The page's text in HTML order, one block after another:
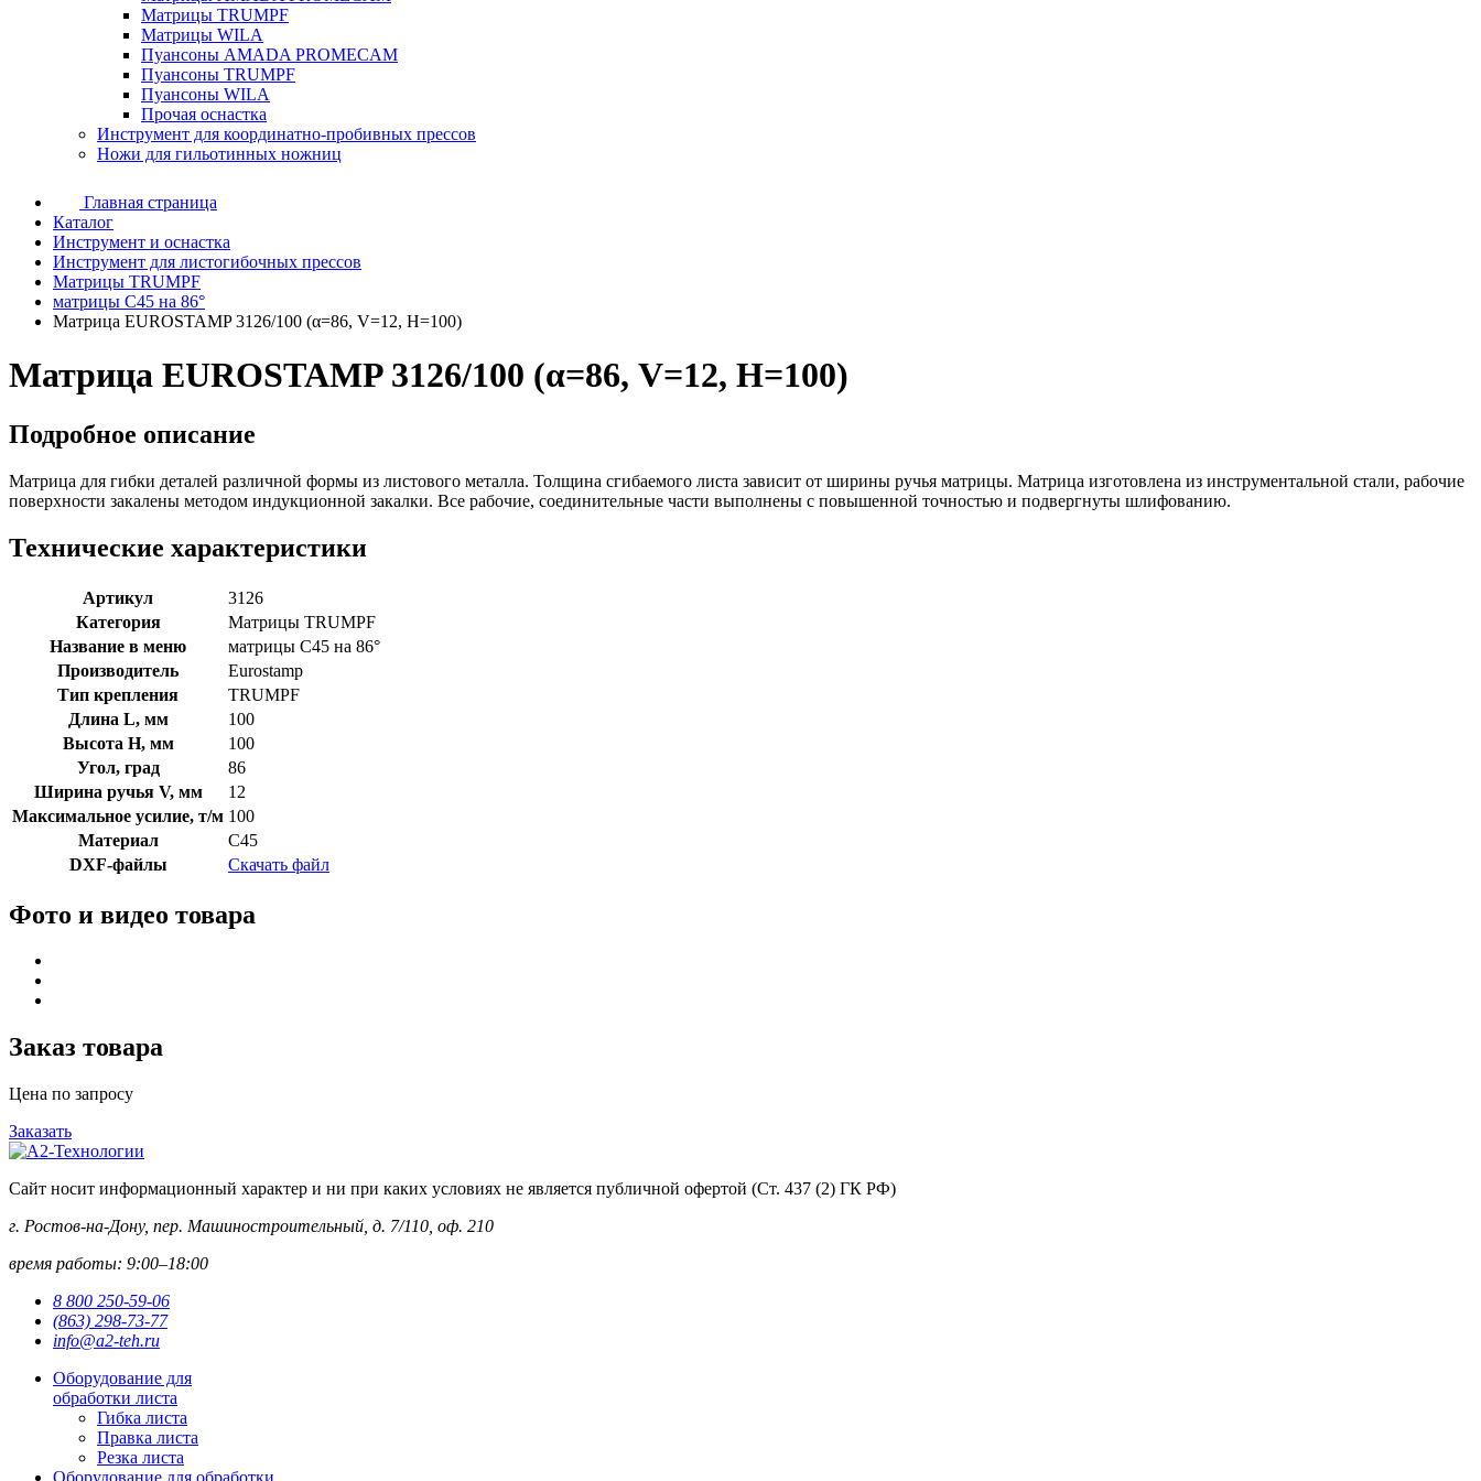
Матрицы TRUMPF
Матрицы WILA
Пуансоны AMADA PROMECAM
Пуансоны TRUMPF
Пуансоны WILA
Прочая оснастка
Инструмент для координатно-пробивных прессов
Ножи для гильотинных ножниц
Главная страница
Каталог
Инструмент и оснастка
Инструмент для листогибочных прессов
Матрицы TRUMPF
матрицы C45 на 86°
Матрица EUROSTAMP 3126/100 (α=86, V=12, H=100)
Матрица EUROSTAMP 3126/100 (α=86, V=12, H=100)
Подробное описание
Матрица для гибки деталей различной формы из листового металла. Толщина сгибаемого листа зависит от ширины ручья матрицы. Матрица изготовлена из инструментальной стали, рабочие
поверхности закалены методом индукционной закалки. Все рабочие, соединительные части выполнены с повышенной точностью и подвергнуты шлифованию.
Технические характеристики
Артикул
3126
Категория
Матрицы TRUMPF
Название в меню
матрицы C45 на 86°
Производитель
Eurostamp
Тип крепления
TRUMPF
Длина L, мм
100
Высота H, мм
100
Угол, град
86
Ширина ручья V, мм
12
Максимальное усилие, т/м 100
Материал
C45
DXF-файлы
Скачать файл
Фото и видео товара
Заказ товара
Цена по запросу
Заказать
Сайт носит информационный характер и ни при каких условиях не является публичной офертой (Ст. 437 (2) ГК РФ)
г. Ростов-на-Дону, пер. Машиностроительный, д. 7/110, оф. 210
время работы: 9:00–18:00
8 800 250-59-06
(863) 298-73-77
info@a2-teh.ru
Оборудование для
обработки листа
Гибка листа
Правка листа
Резка листа